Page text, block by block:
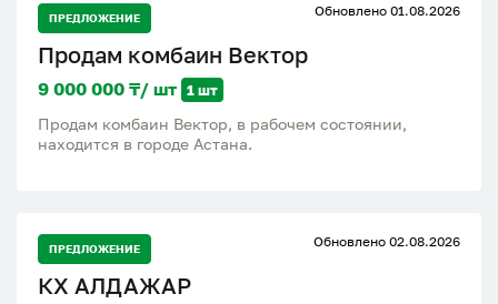
ПРЕДЛОЖЕНИЕ Обновлено 01.08.2026
Продам комбаин Вектор
9 000 000 ₸/ шт 1 шт
Продам комбаин Вектор, в рабочем состоянии,
находится в городе Астана.
ПРЕДЛОЖЕНИЕ Обновлено 02.08.2026
КХ АЛДАЖАР